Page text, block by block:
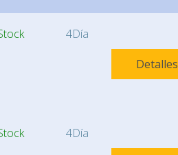
4Día
Detalles
4Día